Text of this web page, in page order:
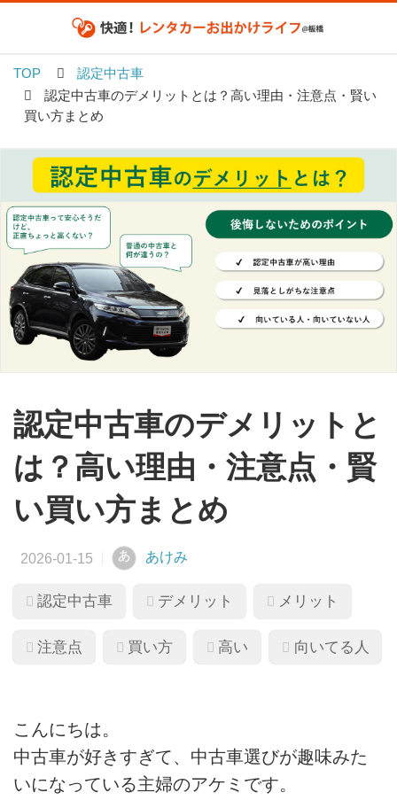
TOP
認定中古車
認定中古車のデメリットとは？高い理由・注意点・賢い
買い方まとめ
認定中古車のデメリットと
は？高い理由・注意点・賢
い買い方まとめ
あ あけみ
認定中古車 デメリット メリット
注意点 買い方 高い 向いてる人
こんにちは。
中古車が好きすぎて、中古車選びが趣味みた
いになっている主婦のアケミです。